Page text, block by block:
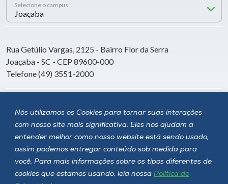
Nós utilizamos os Cookies para tornar suas interações
com nosso site mais significativa. Eles nos ajudam a
entender melhor como nosso website está sendo usado,
assim podemos entregar conteúdo sob medida para
você. Para mais informações sobre os tipos diferentes de
cookies que estamos usando, leia nossa Política de
Selecione o campus
Rua Getúlio Vargas, 2125 - Bairro Flor da Serra
Joaçaba - SC - CEP 89600-000
Telefone (49) 3551-2000
Siga a Unoesc